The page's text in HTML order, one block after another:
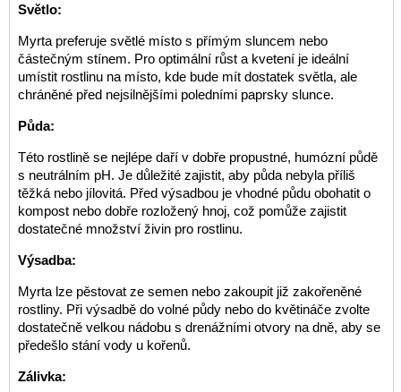
Světlo:
Myrta preferuje světlé místo s přímým sluncem nebo
částečným stínem. Pro optimální růst a kvetení je ideální
umístit rostlinu na místo, kde bude mít dostatek světla, ale
chráněné před nejsilnějšími poledními paprsky slunce.
Půda:
Této rostlině se nejlépe daří v dobře propustné, humózní půdě
s neutrálním pH. Je důležité zajistit, aby půda nebyla příliš
těžká nebo jílovitá. Před výsadbou je vhodné půdu obohatit o
kompost nebo dobře rozložený hnoj, což pomůže zajistit
dostatečné množství živin pro rostlinu.
Výsadba:
Myrta lze pěstovat ze semen nebo zakoupit již zakořeněné
rostliny. Při výsadbě do volné půdy nebo do květináče zvolte
dostatečně velkou nádobu s drenážními otvory na dně, aby se
předešlo stání vody u kořenů.
Zálivka: